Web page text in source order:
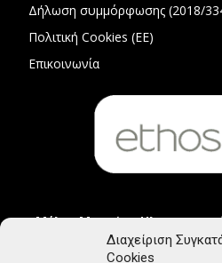
Διαχείριση
Cookies
Δήλωση συμμόρφωσης (2018/
Πολιτική Cookies (ΕΕ)
Επικοινωνία
Μέλος Μητρώου